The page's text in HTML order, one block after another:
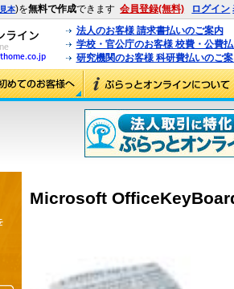
見本)を無料で作成できます 会員登録(無料) ログイン
法人のお客様 請求書払いのご案内
学校・官公庁のお客様 校費・公費
研究機関のお客様 科研費払いのご
Microsoft